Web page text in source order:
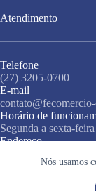
Nós usamos
Atendimento
Telefone
(27) 3205-0700
E-mail
Horário de
Segunda a sexta-
Endereço
Vitória - ES, 29056-
Copyright © 2026 •